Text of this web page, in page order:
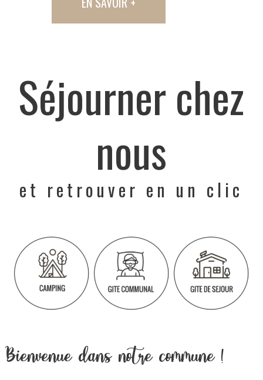
Séjourner chez
nous
et retrouver en un clic
Bienvenue dans notre commune !